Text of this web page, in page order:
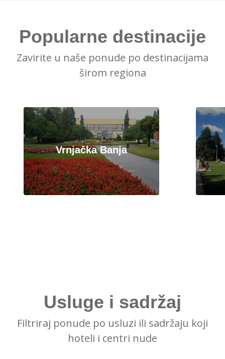
Popularne destinacije
Zavirite u naše ponude po destinacijama
širom regiona
Vrnjačka Banja
Usluge i sadržaj
Filtriraj ponude po usluzi ili sadržaju koji
hoteli i centri nude